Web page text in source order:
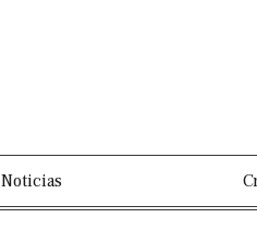
Noticias